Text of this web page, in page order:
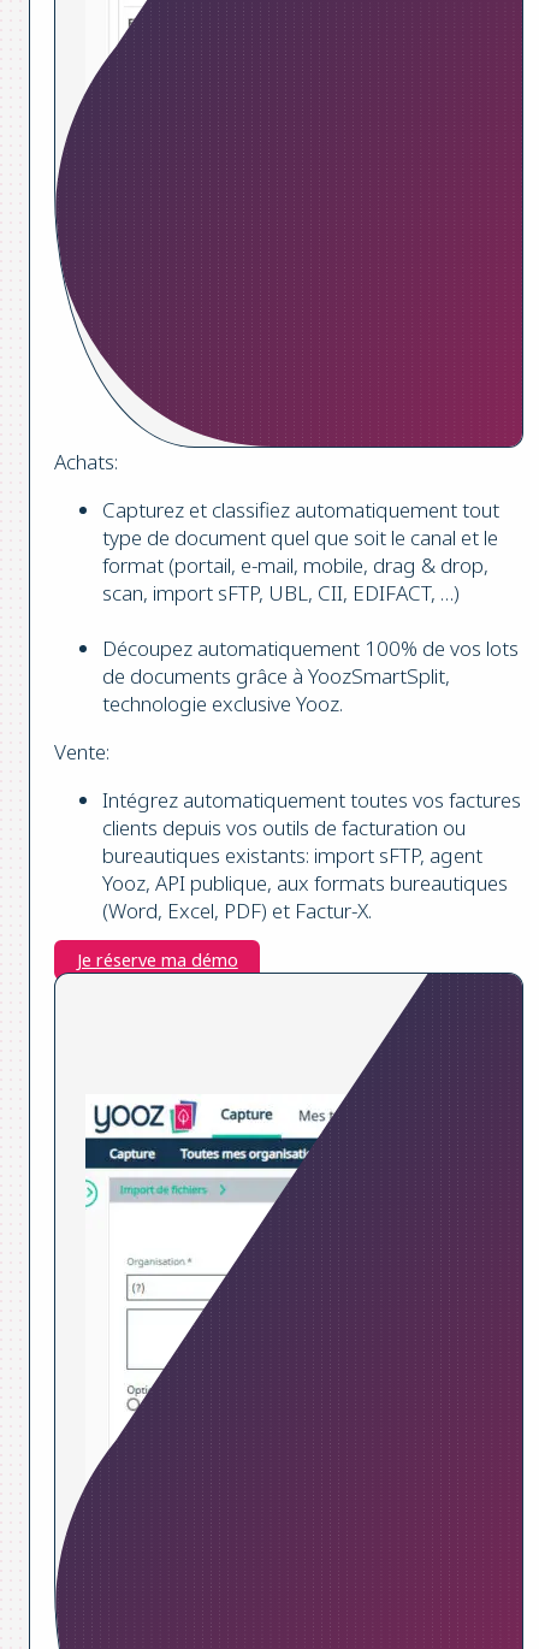
Achats:
Capturez et classifiez automatiquement tout
type de document quel que soit le canal et le
format (portail, e-mail, mobile, drag & drop,
scan, import sFTP, UBL, CII, EDIFACT, …)
Découpez automatiquement 100% de vos lots
de documents grâce à YoozSmartSplit,
technologie exclusive Yooz.
Vente:
Intégrez automatiquement toutes vos factures
clients depuis vos outils de facturation ou
bureautiques existants: import sFTP, agent
Yooz, API publique, aux formats bureautiques
(Word, Excel, PDF) et Factur-X.
Je réserve ma démo